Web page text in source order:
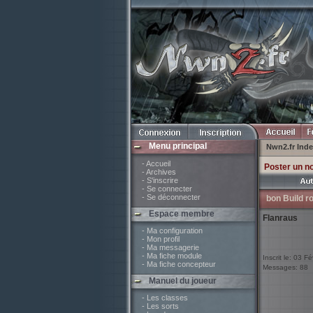
Menu principal
- Accueil
- Archives
- S'inscrire
- Se connecter
- Se déconnecter
Espace membre
- Ma configuration
- Mon profil
- Ma messagerie
- Ma fiche module
- Ma fiche concepteur
Manuel du joueur
- Les classes
- Les sorts
Nwn2.fr
Poster un
bon Build
Flanraus
Inscrit le: 03
Messages: 88